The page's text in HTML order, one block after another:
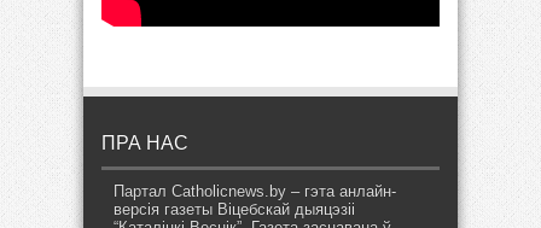
ПРА НАС
Партал Catholicnews.by – гэта анлайн-
версія газеты Віцебскай дыяцэзіі